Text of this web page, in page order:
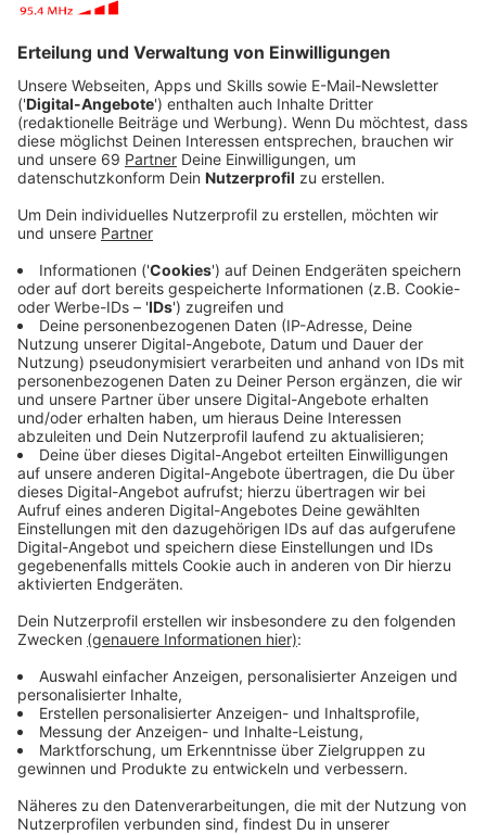
Veröffentlicht:
Pia Fernau wird neben Emilia Jordan die Schaltzentrale
der Münsteranerinnen besetzen.
Anzeige
"Wir sind sehr glücklich, dass sich Pia Fernau für uns
entschieden hat. Sie passt zu hundert Prozent zu
unserer neuen Ausrichtung, auf perspektivreiche und
ambitionierte junge Spielerinnen zu setzen", freut sich
Präsident Jürgen Aigner über die Neuverpflichtung.
Anzeige
Nach drei Jahren in der 2. Bundesliga (VCO Berlin)
spielte Pia Fernau in den vergangenen zwei Spielzeiten
für den SSC Schwerin in der 1. Bundesliga. Zum
Wechsel nach Münster sagt sie: "Bei meiner ersten
Station als Profi-Volleyballerin konnte ich in Schwerin
sehr viel lernen. Diese Chance bekommen zu haben -
dafür bin ich sehr dankbar. Nun möchte ich mich jedoch
weiterentwickeln und mehr Verantwortung auf dem
Feld übernehmen. Mit einem jungen, motivierten Team
und tollen Talenten bietet der USC Münster mir genau
diese Chance mich zu beweisen."
Anzeige